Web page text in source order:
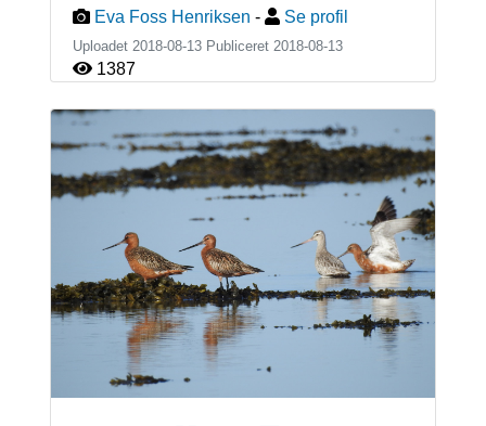
Eva Foss Henriksen - Se profil
Uploadet 2018-08-13 Publiceret 2018-08-13
1387